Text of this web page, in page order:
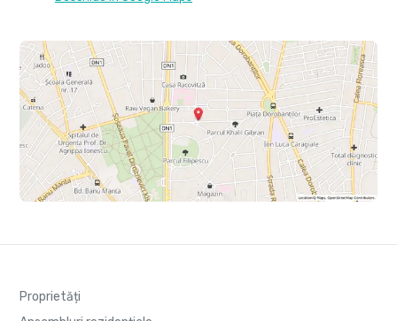
Proprietăți